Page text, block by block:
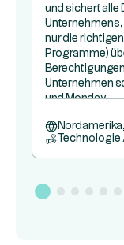
und sichert alle
nur die
Programme)
Unternehmen
und Monday.